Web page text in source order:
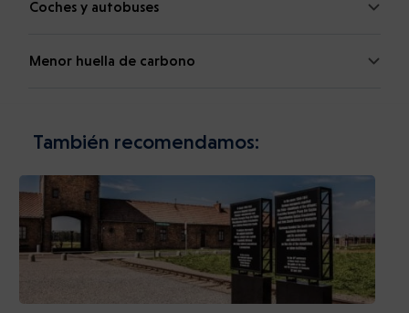
Coches y autobuses
Menor huella de carbono
También recomendamos: